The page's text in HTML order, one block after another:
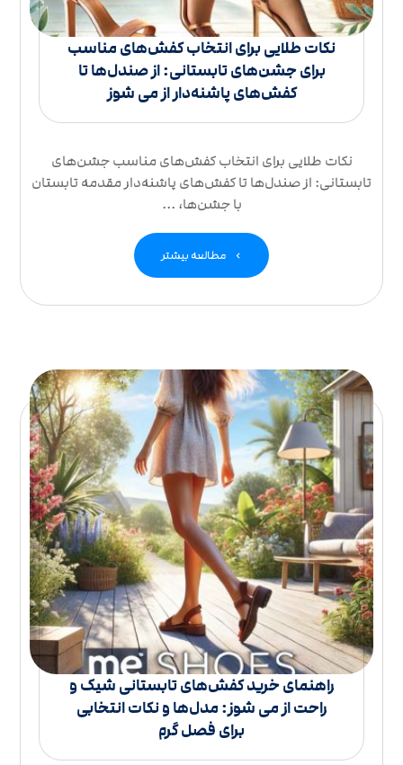
نکات طلایی برای انتخاب کفش‌های مناسب
برای جشن‌های تابستانی: از صندل‌ها تا
کفش‌های پاشنه‌دار از می شوز
نکات طلایی برای انتخاب کفش‌های مناسب جشن‌های
تابستانی: از صندل‌ها تا کفش‌های پاشنه‌دار مقدمه تابستان
با جشن‌ها، ...
مطالعه بیشتر
راهنمای خرید کفش‌های تابستانی شیک و
راحت از می شوز: مدل‌ها و نکات انتخابی
برای فصل گرم